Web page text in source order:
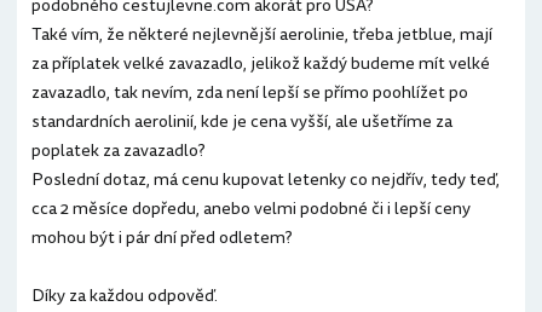
podobného cestujlevne.com akorát pro USA?
Také vím, že některé nejlevnější aerolinie, třeba jetblue, mají
za příplatek velké zavazadlo, jelikož každý budeme mít velké
zavazadlo, tak nevím, zda není lepší se přímo poohlížet po
standardních aerolinií, kde je cena vyšší, ale ušetříme za
poplatek za zavazadlo?
Poslední dotaz, má cenu kupovat letenky co nejdřív, tedy teď,
cca 2 měsíce dopředu, anebo velmi podobné či i lepší ceny
mohou být i pár dní před odletem?
Díky za každou odpověď.